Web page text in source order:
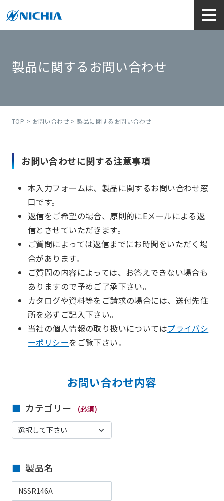
製品に関するお問い合わせ
TOP > お問い合わせ > 製品に関するお問い合わせ
お問い合わせに関する注意事項
本入力フォームは、製品に関するお問い合わせ窓
口です。
返信をご希望の場合、原則的にEメールによる返
信とさせていただきます。
ご質問によっては返信までにお時間をいただく場
合があります。
ご質問の内容によっては、お答えできない場合も
ありますので予めご了承下さい。
カタログや資料等をご請求の場合には、送付先住
所を必ずご記入下さい。
当社の個人情報の取り扱いについてはプライバシ
ーポリシーをご覧下さい。
お問い合わせ内容
カテゴリー (必須)
製品名